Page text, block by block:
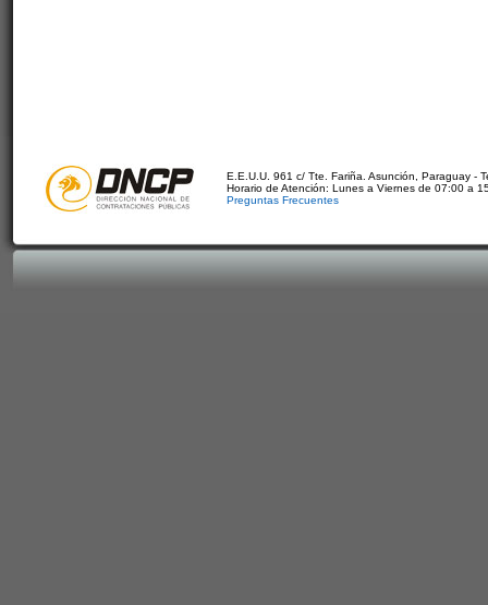
E.E.U.U. 961 c/ Tte. Fariña. Asunción, Paraguay -
Horario de Atención: Lunes a Viernes de 07:00 a
Preguntas Frecuentes